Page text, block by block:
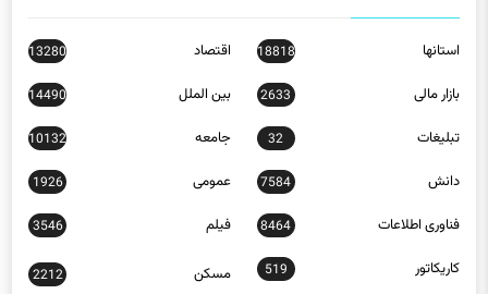
استانها
بازار مالی 2633
14490
تبلیغات 32 جامعه 10132
دانش 7584 عمومی 1926
فناوری اطلاعات 8464 فیلم 3546
کاریکاتور 519
2212
ورزش 23778